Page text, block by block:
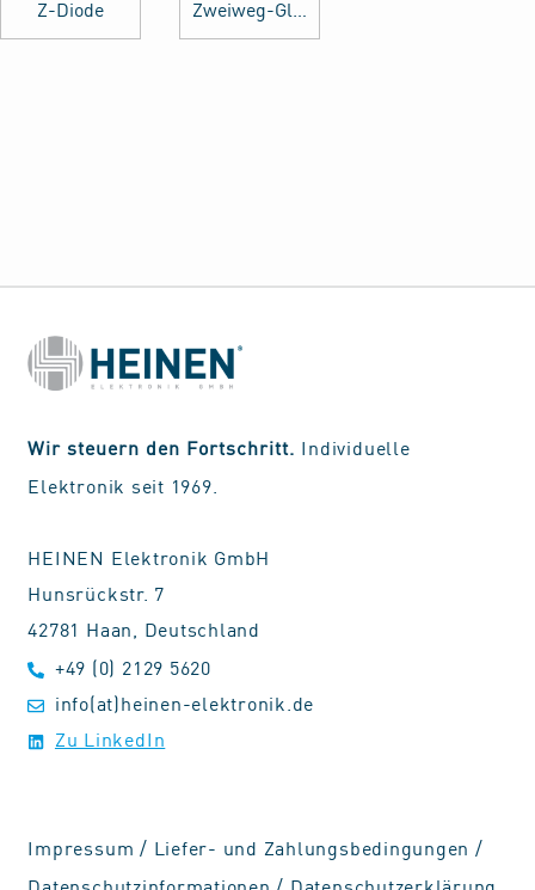
Z-Diode Zweiweg-Gleichrichter
Wir steuern den Fortschritt.
Individuelle
Elektronik seit 1969.
HEINEN Elektronik GmbH
Hunsrückstr. 7
42781 Haan, Deutschland
+49 (0) 2129 5620
info(at)heinen-elektronik.de
Zu LinkedIn
Impressum/ Liefer- und Zahlungsbedingungen /